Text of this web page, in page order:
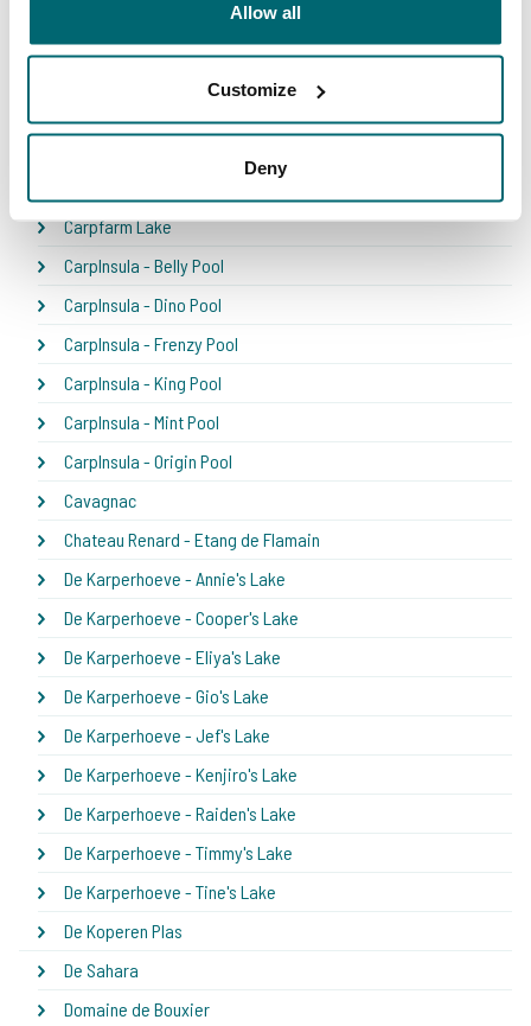
Allow all
Customize
Deny
Carpfarm Lake
CarpInsula - Belly Pool
CarpInsula - Dino Pool
CarpInsula - Frenzy Pool
CarpInsula - King Pool
CarpInsula - Mint Pool
CarpInsula - Origin Pool
Cavagnac
Chateau Renard - Etang de Flamain
De Karperhoeve - Annie's Lake
De Karperhoeve - Cooper's Lake
De Karperhoeve - Eliya's Lake
De Karperhoeve - Gio's Lake
De Karperhoeve - Jef's Lake
De Karperhoeve - Kenjiro's Lake
De Karperhoeve - Raiden's Lake
De Karperhoeve - Timmy's Lake
De Karperhoeve - Tine's Lake
De Koperen Plas
De Sahara
Domaine de Bouxier